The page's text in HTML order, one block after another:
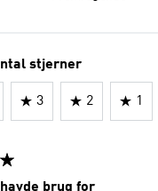
stjerner
3 2 1
brug for